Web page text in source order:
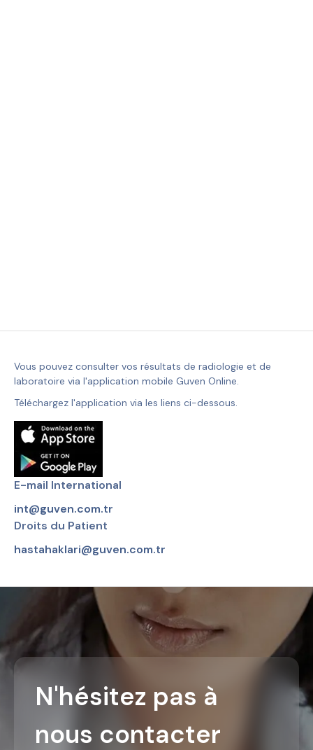
Vous pouvez consulter vos résultats de radiologie et de
laboratoire via l'application mobile Guven Online.
Téléchargez l'application via les liens ci-dessous.
E-mail International
int@guven.com.tr
Droits du Patient
hastahaklari@guven.com.tr
N'hésitez pas à
nous contacter